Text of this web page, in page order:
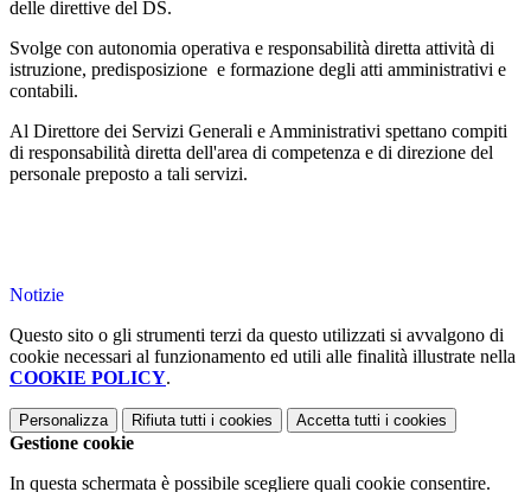
delle direttive del DS.
Svolge con autonomia operativa e responsabilità diretta attività di
istruzione, predisposizione e formazione degli atti amministrativi e
contabili.
Al Direttore dei Servizi Generali e Amministrativi spettano compiti
di responsabilità diretta dell'area di competenza e di direzione del
personale preposto a tali servizi.
Notizie
Questo sito o gli strumenti terzi da questo utilizzati si avvalgono di
cookie necessari al funzionamento ed utili alle finalità illustrate nella
COOKIE POLICY.
Personalizza Rifiuta tutti i cookies Accetta tutti i cookies
Gestione cookie
In questa schermata è possibile scegliere quali cookie consentire.